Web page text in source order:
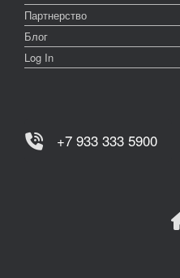
Партнерство
Блог
Log In
+7 933 333 5900